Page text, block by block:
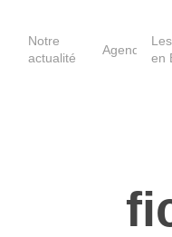
Les
loutre
Notre
actualité
Agenda
en